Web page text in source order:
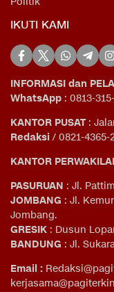
IKUTI KAMI
INFORMASI dan
WhatsApp : 0813-
KANTOR PUSAT:
Redaksi / 0821-4365-
KANTOR
PASURUAN : Jl.
JOMBANG : Jl.
Jombang.
GRESIK : Dusun
BANDUNG : Jl.
Email :